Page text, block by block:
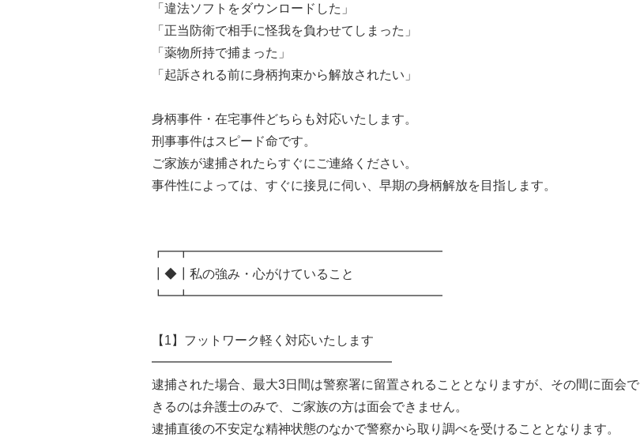
「違法ソフトをダウンロードした」
「正当防衛で相手に怪我を負わせてしまった」
「薬物所持で捕まった」
「起訴される前に身柄拘束から解放されたい」
身柄事件・在宅事件どちらも対応いたします。
刑事事件はスピード命です。
ご家族が逮捕されたらすぐにご連絡ください。
事件性によっては、すぐに接見に伺い、早期の身柄解放を目指します。
┏━┳━━━━━━━━━━━━━━━━━━━━
┃◆┃私の強み・心がけていること
┗━┻━━━━━━━━━━━━━━━━━━━━
【1】フットワーク軽く対応いたします
━━━━━━━━━━━━━━━━━━━
逮捕された場合、最大3日間は警察署に留置されることとなりますが、その間に面会で
きるのは弁護士のみで、ご家族の方は面会できません。
逮捕直後の不安定な精神状態のなかで警察から取り調べを受けることとなります。